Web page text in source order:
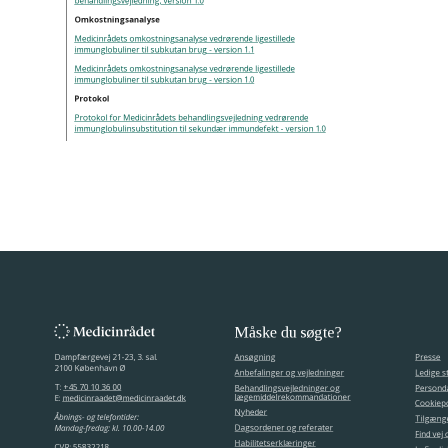
27. januar 2021.
Den 25. august 2022 er der godkendt en ny version 1.1 af protokollen
Protokol for Medicinrådets behandlingsvejledning vedrørende
immunglobulinsubstitution til sekundær immundefekt - version 1.1
Medicinrådet udarbejder en protokol
Medicinrådet har besluttet, at der skal udarbejdes en behandlingsvejledning for
terapiområdet
Omkostningsanalyse
Medicinrådets omkostningsanalyse vedrørende ligestillede
immunglobuliner til subkutan brug - version 1.1
Medicinrådets omkostningsanalyse vedrørende ligestillede
immunglobuliner til subkutan brug - version 1.0
Protokol
Protokol for Medicinrådets behandlingsvejledning vedrørende
immunglobulinsubstitution til sekundær immundefekt - version 1.0
Dampfærgevej 21-23, 3. sal.
2100 København Ø
T: +45 70 10 36 00
E: medicinraadet@medicinraadet.dk
Åbnings- og telefontider:
Mandag-fredag: kl. 10.00-14.00
Måske du søgte?
Ansøgning
Anbefalinger og vejledninger
Behandlingsvejledninger og
lægemiddelrekommandationer
Nyheder
Dagsordener og referater
Habilitetserklæringer
Presse
Ledige
Find vej